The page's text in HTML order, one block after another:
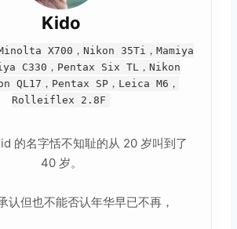
Kido
X700，Nikon 35Ti，Mamiya
C330，Pentax Six TL，Nikon
QL17，Pentax SP，Leica M6，
Rolleiflex 2.8F
的名字恬不知耻的从 20 岁叫到了
40 岁。
认但也不能否认年华早已不再，